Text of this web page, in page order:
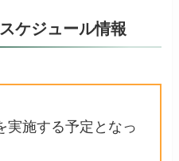
ケジュール情報
実施する予定となっ